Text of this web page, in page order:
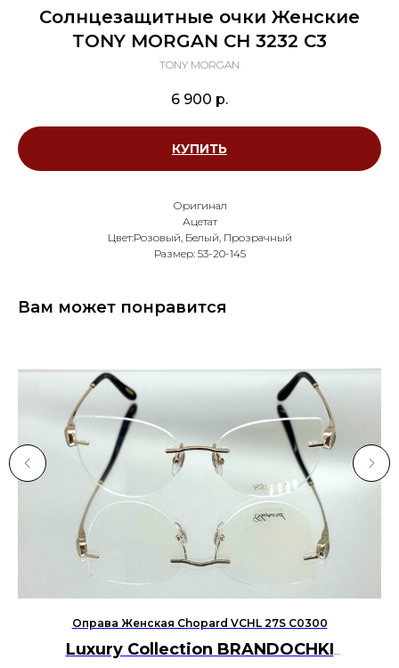
Солнцезащитные очки Женские
TONY MORGAN CH 3232 С3
TONY MORGAN
6 900 р.
КУПИТЬ
Оригинал
Ацетат
Цвет:Розовый, Белый, Прозрачный
Размер: 53-20-145
Вам может понравится
Оправа Женская Chopard VCHL 27S C0300
Luxury Collection BRANDOCHKI